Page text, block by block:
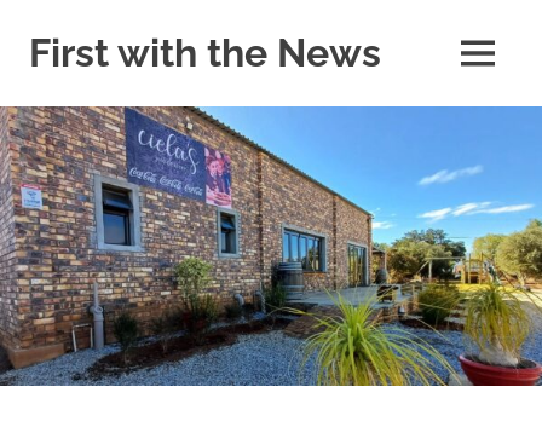
contentFirst with the News
the
minute
News
in
the
Weskus
MENU